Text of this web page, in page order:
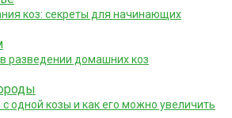
коз: секреты для начинающих
разведении домашних коз
одной козы и как его можно увеличить